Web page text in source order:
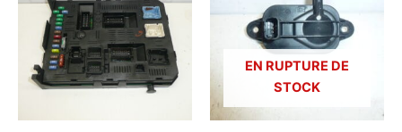
EN RUPTURE DE
STOCK